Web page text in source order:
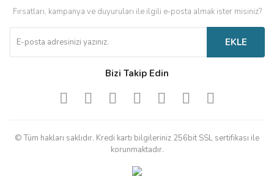
Fırsatları, kampanya ve duyuruları ile ilgili e-posta almak ister misiniz?
EKLE
Bizi Takip Edin
© Tüm hakları saklıdır. Kredi kartı bilgileriniz 256bit SSL sertifikası ile
korunmaktadır.